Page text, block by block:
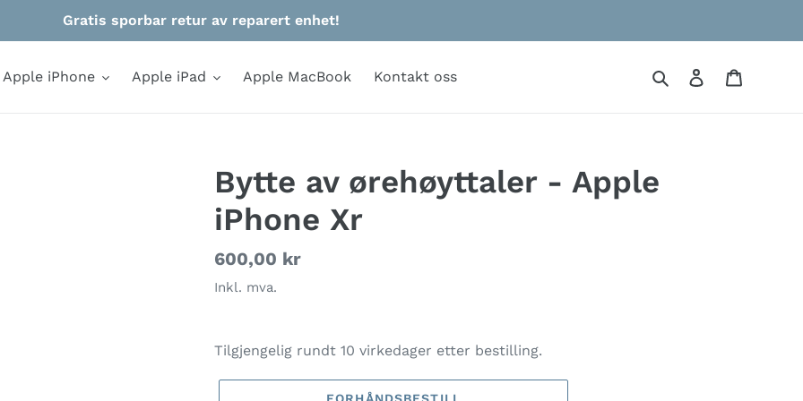
Gratis sporbar retur av reparert enhet!
Apple iPhone Apple iPad Apple MacBook Kontakt oss Søk Logg på
Bytte av ørehøyttaler - Apple
iPhone Xr
Vanlig
pris
600,00 kr
Inkl. mva.
Tilgjengelig rundt 10 virkedager etter bestilling.